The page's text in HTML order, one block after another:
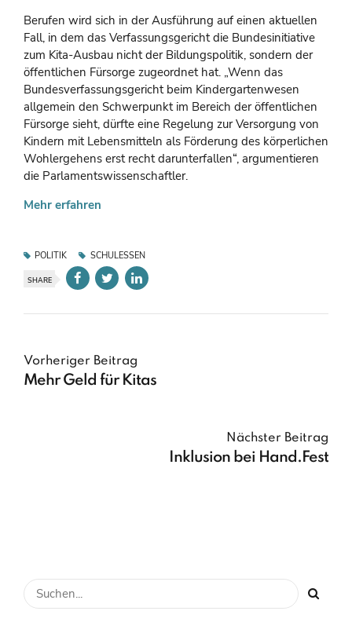
Berufen wird sich in der Ausführung auf einen aktuellen
Fall, in dem das Verfassungsgericht die Bundesinitiative
zum Kita-Ausbau nicht der Bildungspolitik, sondern der
öffentlichen Fürsorge zugeordnet hat. „Wenn das
Bundesverfassungsgericht beim Kindergartenwesen
allgemein den Schwerpunkt im Bereich der öffentlichen
Fürsorge sieht, dürfte eine Regelung zur Versorgung von
Kindern mit Lebensmitteln als Förderung des körperlichen
Wohlergehens erst recht darunterfallen“, argumentieren
die Parlamentswissenschaftler.
Mehr erfahren
POLITIK SCHULESSEN
SHARE
Vorheriger Beitrag
Mehr Geld für Kitas
Nächster Beitrag
Inklusion bei Hand.Fest